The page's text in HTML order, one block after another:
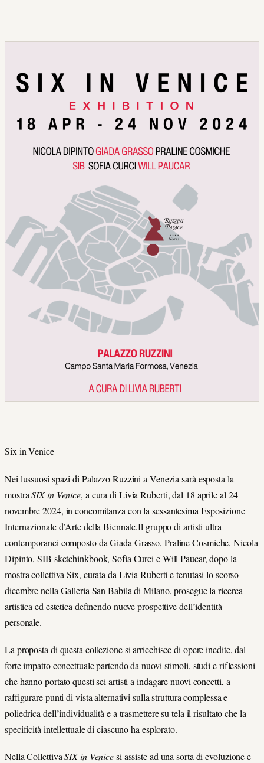
Six in Venice
Nei lussuosi spazi di Palazzo Ruzzini a Venezia sarà esposta la
mostraSIX in Venice, a cura di Livia Ruberti, dal 18 aprile al 24
novembre 2024, in concomitanza con la sessantesima Esposizione
Internazionale d’Arte della Biennale.Il gruppo di artisti ultra
contemporanei composto da Giada Grasso, Praline Cosmiche, Nicola
Dipinto, SIB sketchinkbook, Sofia Curci e Will Paucar, dopo la
mostra collettiva Six, curata da Livia Ruberti e tenutasi lo scorso
dicembre nella Galleria San Babila di Milano, prosegue la ricerca
artistica ed estetica definendo nuove prospettive dell’identità
personale.
La proposta di questa collezione si arricchisce di opere inedite, dal
forte impatto concettuale partendo da nuovi stimoli, studi e riflessioni
che hanno portato questi sei artisti a indagare nuovi concetti, a
raffigurare punti di vista alternativi sulla struttura complessa e
poliedrica dell’individualità e a trasmettere su tela il risultato che la
specificità intellettuale di ciascuno ha esplorato.
Nella CollettivaSIX in Venicesi assiste ad una sorta di evoluzione e